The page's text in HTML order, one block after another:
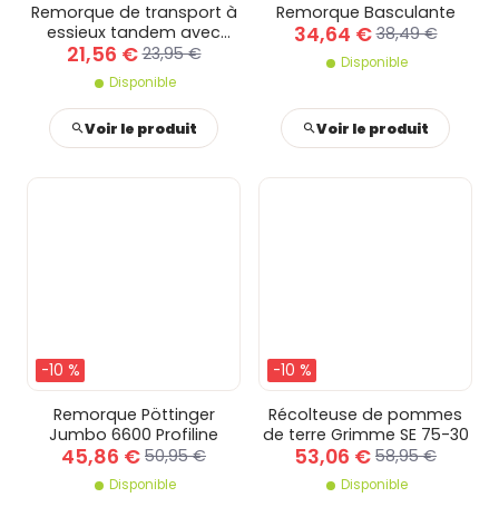
Remorque de transport à
essieux tandem avec
panneau amovible
21,56 € 23,95 €
Disponible
Voir le produit
Remorque Basculante
34,64 € 38,49 €
Disponible
Voir le produit
-10 %
Remorque Pöttinger
Jumbo 6600 Profiline
45,86 € 50,95 €
Disponible
-10 %
Récolteuse de pommes
de terre Grimme SE 75-30
53,06 € 58,95 €
Disponible